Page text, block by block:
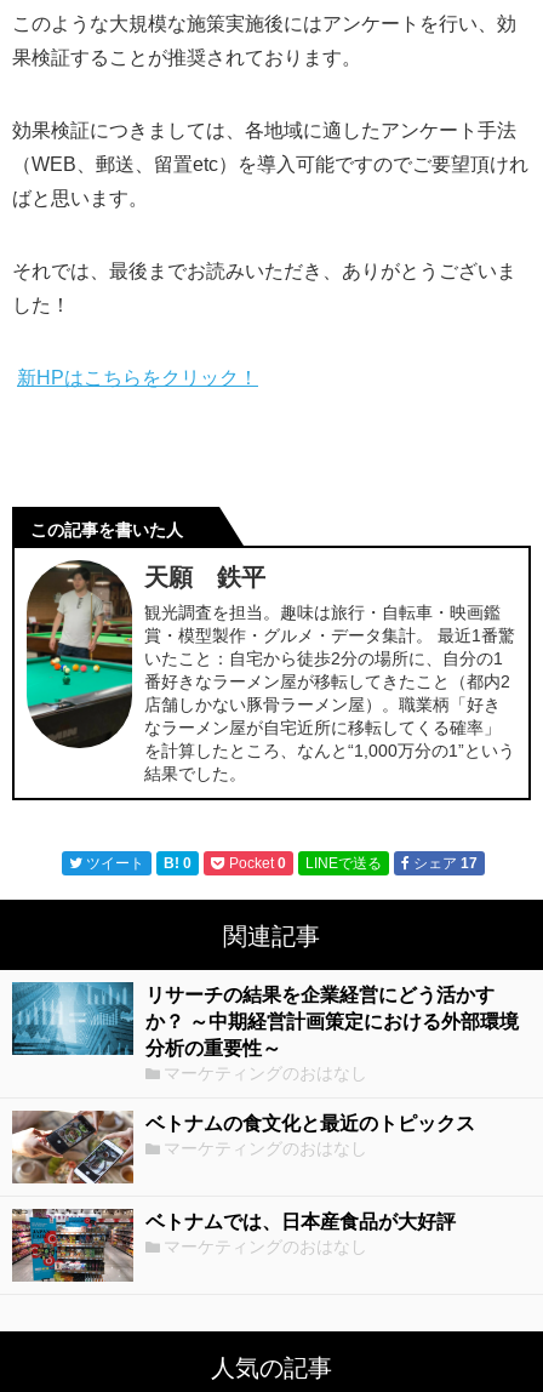
このような大規模な施策実施後にはアンケートを行い、効
果検証することが推奨されております。
効果検証につきましては、各地域に適したアンケート手法
（WEB 、郵送、留置etc）を導入可能ですのでご要望頂けれ
ばと思います。
それでは、最後までお読みいただき、ありがとうございま
した！
新HPはこちらをクリック！
この記事を書いた人
天願 鉄平
観光調査を担当。趣味は旅行・自転車・映画鑑
賞・模型製作・グルメ・データ集計。 最近1番驚
いたこと：自宅から徒歩2分の場所に、自分の1
番好きなラーメン屋が移転してきたこと（都内2
店舗しかない豚骨ラーメン屋）。職業柄「好き
なラーメン屋が自宅近所に移転してくる確率」
を計算したところ、なんと“1,000万分の1”という
結果でした。
ツイート B! 0 Pocket0 LINEで送る シェア 17
関連記事
リサーチの結果を企業経営にどう活かす
か？ ～中期経営計画策定における外部環境
分析の重要性～
マーケティングのおはなし
ベトナムの食文化と最近のトピックス
マーケティングのおはなし
ベトナムでは、日本産食品が大好評
マーケティングのおはなし
人気の記事